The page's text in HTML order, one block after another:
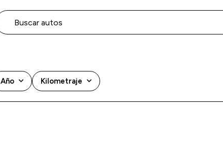
Buscar autos
Año keyboard_arrow_down Kilometraje keyboard_arrow_down